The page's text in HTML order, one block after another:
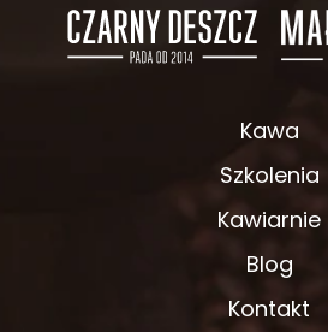
Kawa
Szkolenia
Kawiarnie
Blog
Kontakt